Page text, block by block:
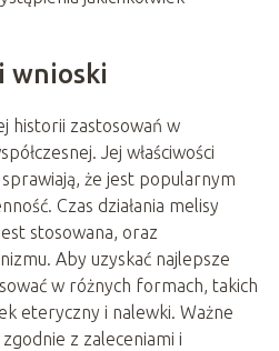
wnioski
historii zastosowań w
Jej właściwości
że jest popularnym
Czas działania melisy
stosowana, oraz
Aby uzyskać najlepsze
w różnych formach, takich
eteryczny i nalewki. Ważne
z zaleceniami i